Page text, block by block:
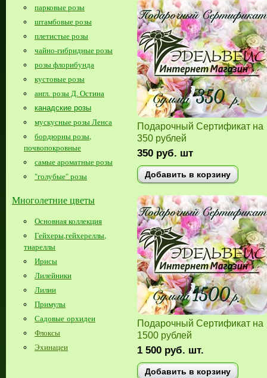
парковые розы
штамбовые розы
плетистые розы
чайно-гибридные розы
розы флорибунда
кустовые розы
англ. розы Д. Остина
канадские розы
мускусные розы Ленса
бордюрны розы,
почвопокровные
самые ароматные розы
"голубые" розы
Многолетние цветы
Основная коллекция
Гейхеры,гейхереллы,
тиареллы
Ирисы
Лилейники
Лилии
Примулы
Садовые орхидеи
Флоксы
Эхинацеи
Подарочный Сертификат на
350 рублей
350 руб. шт
Добавить в корзину
Подарочный Сертификат на
1500 рублей
1 500 руб. шт.
Добавить в корзину